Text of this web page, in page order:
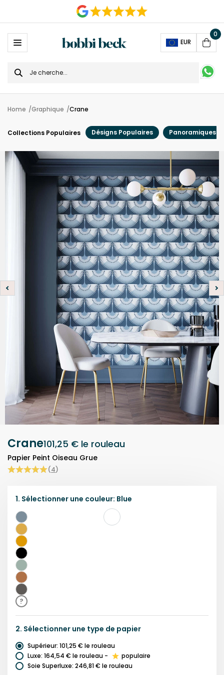
EUR
Cart
0
Search
for
Home Graphique Crane
Collections Populaires Désigns Populaires Panoramiques
Crane101,25 € le rouleau
Papier Peint Oiseau Grue
(4)
1. Sélectionner une couleur: Blue
Bleu
Gold
&
Black
Gold
Noir
Vert
Clair
Orange
Gris
?
2. Sélectionner une type de papier
Supérieur: 101,25 € le rouleau
Luxe: 164,54 € le rouleau -
populaire
Soie Superluxe: 246,81 € le rouleau